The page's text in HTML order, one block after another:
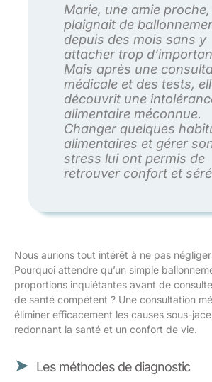
Marie, une amie
plaignait de
depuis des mois sans y
attacher trop
Mais après une
médicale et des tests,
découvrit une
alimentaire méconnue.
Changer quelques
alimentaires et gérer
stress lui ont permis de
retrouver confort et
Nous aurions tout intérêt à ne pas
Pourquoi attendre qu’un simple
proportions inquiétantes avant de
de santé compétent ? Une consultation
éliminer efficacement les causes sous-
redonnant la santé et un confort de vie.
Les méthodes de diagnostic